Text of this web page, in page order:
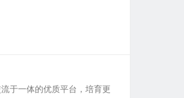
于一体的优质平台，培育更